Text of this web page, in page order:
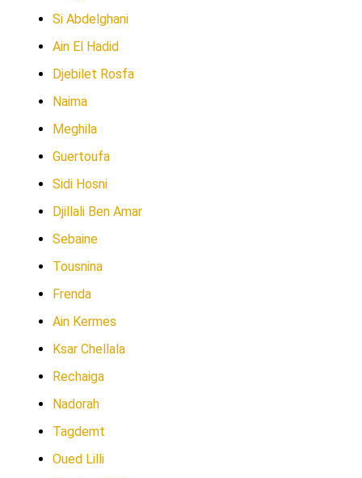
Si Abdelghani
Ain El Hadid
Djebilet Rosfa
Naima
Meghila
Guertoufa
Sidi Hosni
Djillali Ben Amar
Sebaine
Tousnina
Frenda
Ain Kermes
Ksar Chellala
Rechaiga
Nadorah
Tagdemt
Oued Lilli